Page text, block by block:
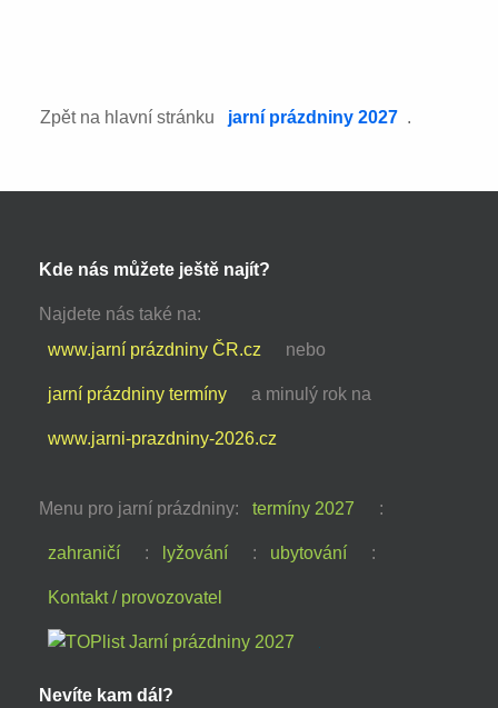
Zpět na hlavní stránku jarní prázdniny 2027 .
Kde nás můžete ještě najít?
Najdete nás také na:
www.jarní prázdniny ČR.cz
nebo
jarní prázdniny termíny a minulý rok na
www.jarni-prazdniny-2026.cz
Menu pro jarní prázdniny: termíny 2027 :
zahraničí : lyžování : ubytování :
Kontakt / provozovatel
Nevíte kam dál?